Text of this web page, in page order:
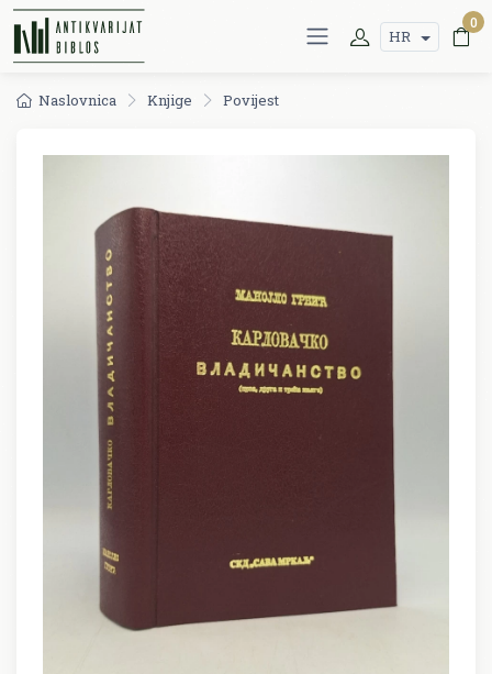
HR
0
Naslovnica Knjige Povijest